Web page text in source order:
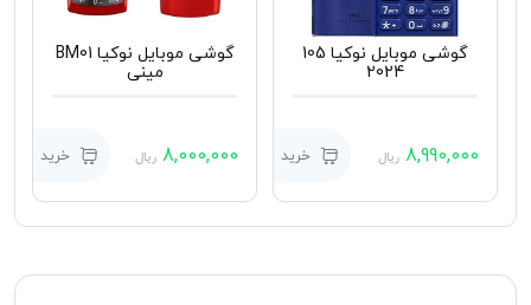
گوشی موبایل نوکیا 105
2024
8,990,000 ریال خرید
گوشی موبایل نوکیا BM01
مینی
8,000,000 ریال خرید